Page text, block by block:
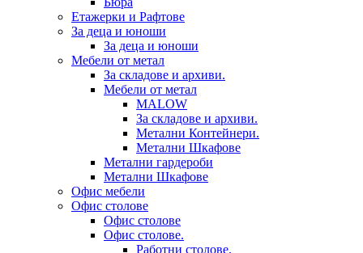
Етажерки и Рафтове
За деца и юноши
За деца и юноши
Мебели от метал
За складове и архиви.
Мебели от метал
MALOW
За складове и архиви.
Метални Контейнери.
Метални Шкафове
Метални гардероби
Метални Шкафове
Офис мебели
Офис столове
Офис столове
Офис столове.
Работни столове.